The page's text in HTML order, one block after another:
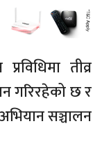
तीव्र
गरिरहेको छ र
सञ्चालन